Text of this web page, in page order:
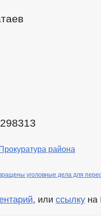
района
уголовные дела для
, или ссылку на